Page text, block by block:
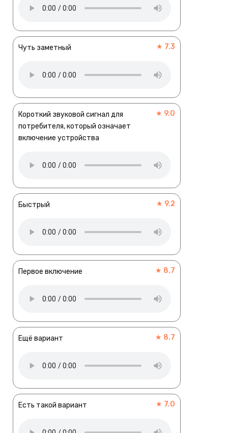
Чуть заметный ★ 7.3
Короткий звуковой сигнал для
потребителя, который означает
включение устройства
★ 9.0
Быстрый ★ 9.2
Первое включение ★ 8.7
Ещё вариант ★ 8.7
Есть такой вариант ★ 7.0